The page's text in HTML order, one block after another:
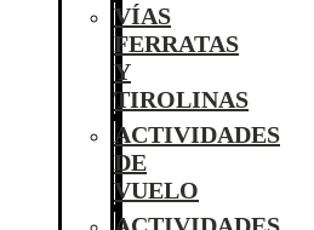
VÍAS
FERRATAS
Y
TIROLINAS
ACTIVIDADES
DE
VUELO